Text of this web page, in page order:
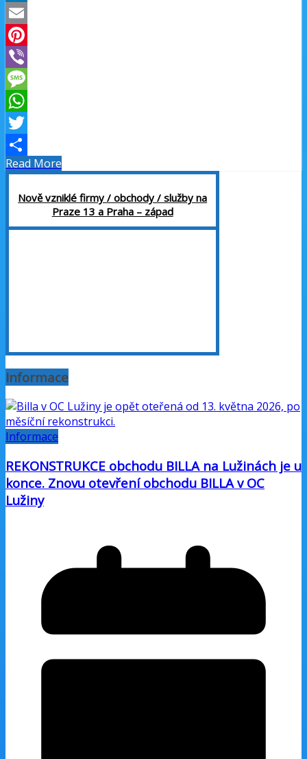
LinkedIn
Email
Pinterest
Viber
Message
WhatsApp
Twitter
Share
Read More
Nově vzniklé firmy / obchody / služby na
Praze 13 a Praha – západ
Informace
Informace
REKONSTRUKCE obchodu BILLA na Lužinách je u
konce. Znovu otevření obchodu BILLA v OC
Lužiny